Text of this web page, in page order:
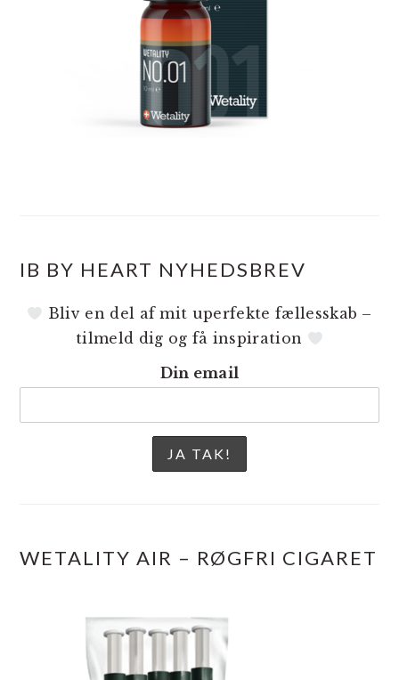
IB BY HEART NYHEDSBREV
Bliv en del af mit uperfekte fællesskab –
tilmeld dig og få inspiration
Din email
WETALITY AIR – RØGFRI CIGARET